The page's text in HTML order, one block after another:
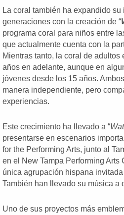
La coral también ha expandido
generaciones con la creación de “
programa coral para niños entre
que actualmente cuenta con la
Mientras tanto, la coral de
años en adelante, aunque en
jóvenes desde los 15 años.
manera independiente, pero
experiencias.
Este crecimiento ha llevado a “
presentarse en escenarios
for the Performing Arts, junto al
en el New Tampa Performing Arts
única agrupación hispana
También han llevado su música a
Uno de sus proyectos más